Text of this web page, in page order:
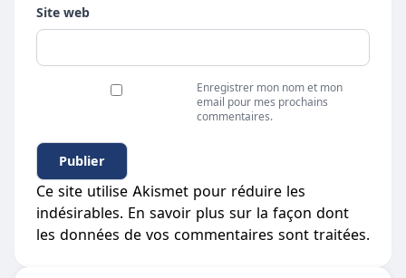
Site web
Enregistrer mon nom et mon
email pour mes prochains
commentaires.
Ce site utilise Akismet pour réduire les
indésirables. En savoir plus sur la façon dont
les données de vos commentaires sont traitées.